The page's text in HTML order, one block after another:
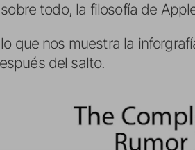
todo, la filosofía de
que nos muestra la
del salto.